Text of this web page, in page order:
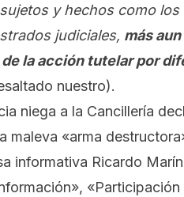
y hechos como los
judiciales, más
de la acción tutelar por
nuestro).
niega a la Cancillería
maleva «arma
informativa Ricardo